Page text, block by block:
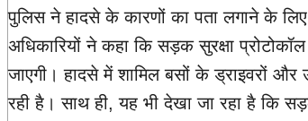
पुलिस ने हादसे के कारणों का पता लगाने के
अधिकारियों ने कहा कि सड़क सुरक्षा
जाएगी। हादसे में शामिल बसों के ड्राइवरों
रही है। साथ ही, यह भी देखा जा रहा है कि